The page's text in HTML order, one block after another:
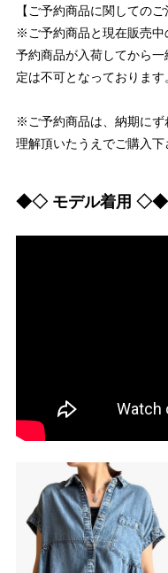
【ご予約商品に関してのご
※ご予約商品と現在販売中
予約商品が入荷してから
定は不可となっております
※ご予約商品は、納期にず
理解頂いたうえでご購入下
◆◇ モデル着用 ◇◆